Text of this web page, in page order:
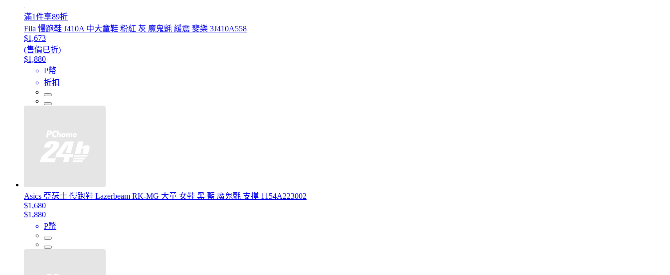
滿1件享89折
Fila 慢跑鞋 J410A 中大童鞋 粉紅 灰 魔鬼氈 緩震 斐樂 3J410A558
$1,673
(售價已折)
$1,880
P幣
折扣
Asics 亞瑟士 慢跑鞋 Lazerbeam RK-MG 大童 女鞋 黑 藍 魔鬼氈 支撐 1154A223002
$1,680
$1,880
P幣